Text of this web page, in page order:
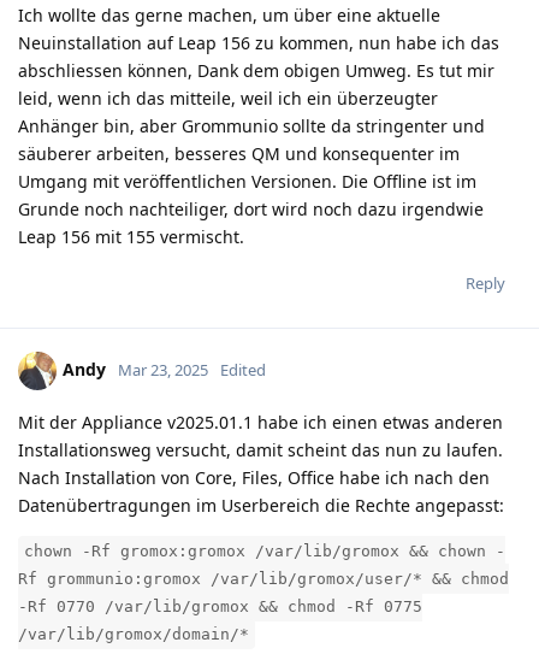
Ich wollte das gerne machen, um über eine aktuelle
Neuinstallation auf Leap 156 zu kommen, nun habe ich das
abschliessen können, Dank dem obigen Umweg. Es tut mir
leid, wenn ich das mitteile, weil ich ein überzeugter
Anhänger bin, aber Grommunio sollte da stringenter und
säuberer arbeiten, besseres QM und konsequenter im
Umgang mit veröffentlichen Versionen. Die Offline ist im
Grunde noch nachteiliger, dort wird noch dazu irgendwie
Leap 156 mit 155 vermischt.
Reply
Andy Mar 23, 2025 Edited
Mit der Appliance v2025.01.1 habe ich einen etwas anderen
Installationsweg versucht, damit scheint das nun zu laufen.
Nach Installation von Core, Files, Office habe ich nach den
Datenübertragungen im Userbereich die Rechte angepasst:
chown -Rf gromox:gromox /var/lib/gromox && chown -
Rf grommunio:gromox /var/lib/gromox/user/* && chmod
-Rf 0770 /var/lib/gromox && chmod -Rf 0775
/var/lib/gromox/domain/*